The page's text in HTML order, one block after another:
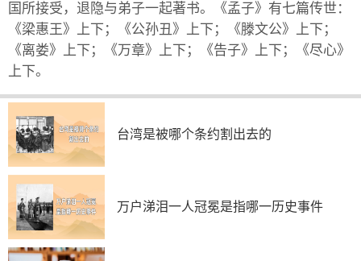
国所接受，退隐与弟子一起著书。《孟子》有七篇传世：
《梁惠王》上下；《公孙丑》上下；《滕文公》上下；
《离娄》上下；《万章》上下；《告子》上下；《尽心》
上下。
台湾是被哪个条约割出去的
万户涕泪一人冠冕是指哪一历史事件